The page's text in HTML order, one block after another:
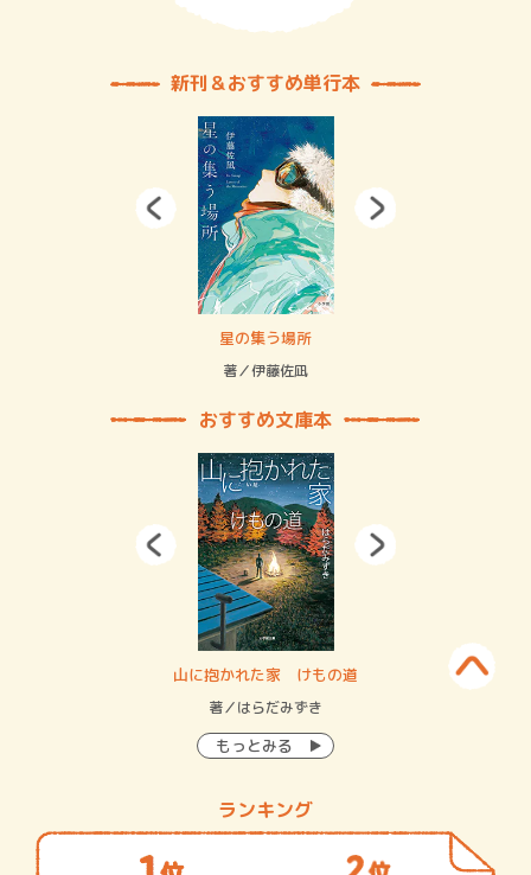
新刊＆おすすめ単行本
星の集う場所
著／伊藤佐凪
おすすめ文庫本
山に抱かれた家 けもの道
著／はらだみずき
もっとみる
ランキング